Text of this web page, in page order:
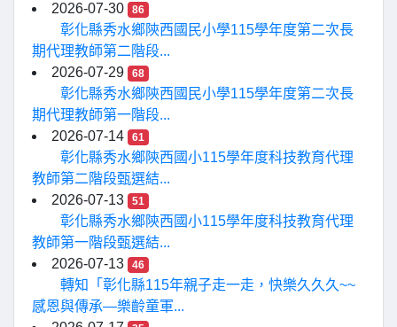
2026-07-30
86
彰化縣秀水鄉陝西國民小學115學年度第二次長
期代理教師第二階段...
2026-07-29
68
彰化縣秀水鄉陝西國民小學115學年度第二次長
期代理教師第一階段...
2026-07-14
61
彰化縣秀水鄉陝西國小115學年度科技教育代理
教師第二階段甄選結...
2026-07-13
51
彰化縣秀水鄉陝西國小115學年度科技教育代理
教師第一階段甄選結...
2026-07-13
46
轉知「彰化縣115年親子走一走，快樂久久久~~
感恩與傳承—樂齡童軍...